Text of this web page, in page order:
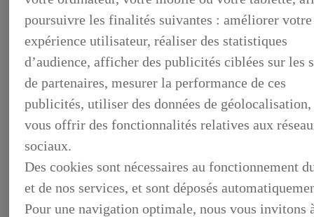
OCCASIONS
NOTRE STOCK D'OCCASIONS
FINANCEZ VOTRE OCCASION
GARANTIE LEXUS PREFERENCE
LIVRET DE BIENVENUE
FOIRE AUX QUESTIONS
poursuivre les finalités suivantes : améliorer votre
expérience utilisateur, réaliser des statistiques
d’audience, afficher des publicités ciblées sur les
de partenaires, mesurer la performance de ces
publicités, utiliser des données de géolocalisation,
vous offrir des fonctionnalités relatives aux
sociaux.
Des cookies sont nécessaires au fonctionnement
et de nos services, et sont déposés
Pour une navigation optimale, nous vous invitons